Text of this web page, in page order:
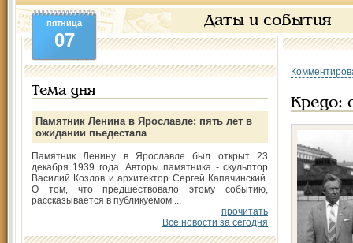
Даты и события
пятница
07
Тема дня
Памятник Ленина в Ярославле: пять лет в
ожидании пьедестала
Памятник Ленину в Ярославле был открыт 23
декабря 1939 года. Авторы памятника - скульптор
Василий Козлов и архитектор Сергей Капачинский.
О том, что предшествовало этому событию,
рассказывается в публикуемом ...
прочитать
Все новости за сегодня
Кредо: